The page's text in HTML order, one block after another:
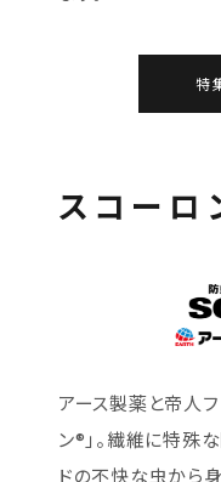
特
スコーロ
アース製薬と帝人
ン®」。繊維に特殊
ドの不快な虫から身